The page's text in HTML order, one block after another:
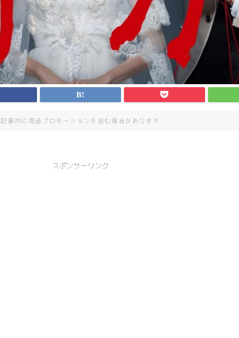
記事内に商品プロモーションを含む場合があります
スポンサーリンク